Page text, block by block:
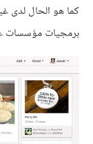
كما هو الحال لدى
برمجيات مؤسسات